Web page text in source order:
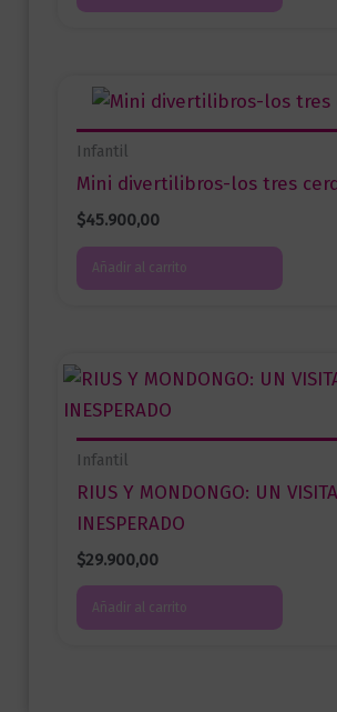
Infantil
Mini divertilibros-los tres
$45.900,00
Añadir al carrito
Infantil
RIUS Y MONDONGO: UN
INESPERADO
$29.900,00
Añadir al carrito